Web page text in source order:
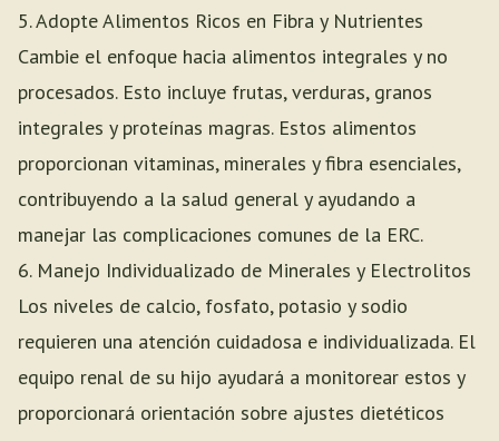
5. Adopte Alimentos Ricos en Fibra y Nutrientes
Cambie el enfoque hacia alimentos integrales y no
procesados. Esto incluye frutas, verduras, granos
integrales y proteínas magras. Estos alimentos
proporcionan vitaminas, minerales y fibra esenciales,
contribuyendo a la salud general y ayudando a
manejar las complicaciones comunes de la ERC.
6. Manejo Individualizado de Minerales y Electrolitos
Los niveles de calcio, fosfato, potasio y sodio
requieren una atención cuidadosa e individualizada. El
equipo renal de su hijo ayudará a monitorear estos y
proporcionará orientación sobre ajustes dietéticos